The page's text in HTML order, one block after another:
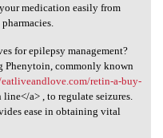
medication easily from
for epilepsy management?
Phenytoin, commonly known
retin-a-buy-
line</a> , to regulate seizures.
ease in obtaining vital